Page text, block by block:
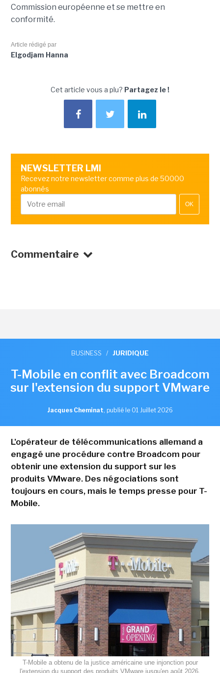
Commission européenne et se mettre en
conformité.
Article rédigé par
Elgodjam Hanna
Cet article vous a plu? Partagez le !
NEWSLETTER LMI
Recevez notre newsletter comme plus de 50000
abonnés
OK
Commentaire
BUSINESS / JURIDIQUE
T-Mobile en conflit avec Broadcom
sur l'extension du support VMware
Jacques Cheminat, publié le 01 Juillet 2026
L'opérateur de télécommunications allemand a
engagé une procédure contre Broadcom pour
obtenir une extension du support sur les
produits VMware. Des négociations sont
toujours en cours, mais le temps presse pour T-
Mobile.
T-Mobile a obtenu de la justice américaine une injonction pour
l'extension du support des produits VMware jusqu'en août 2026.